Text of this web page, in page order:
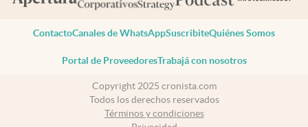
ContactoCanales de WhatsAppSuscribiteQuiénes Somos
Portal de ProveedoresTrabajá con nosotros
Copyright 2025 cronista.com
Todos los derechos reservados
Términos y condiciones